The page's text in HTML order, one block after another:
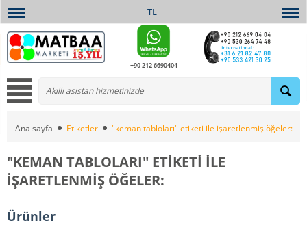
TL
+90 212 6690404
Ana sayfa Etiketler "keman tabloları" etiketi ile işaretlenmiş öğeler:
"KEMAN TABLOLARI" ETIKETI ILE
IŞARETLENMIŞ ÖĞELER:
Ürünler